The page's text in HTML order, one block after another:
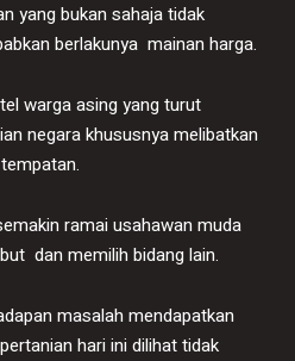
yang bukan sahaja tidak
berlakunya mainan harga.
warga asing yang turut
negara khususnya melibatkan
ramai usahawan muda
dan memilih bidang lain.
masalah mendapatkan
hari ini dilihat tidak